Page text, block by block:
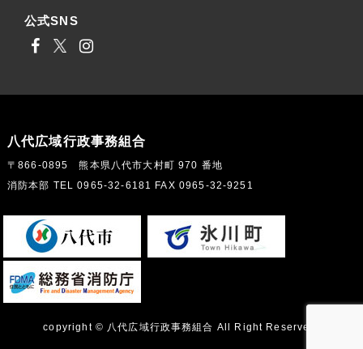
公式SNS
八代広域行政事務組合
〒866-0895 熊本県八代市大村町 970 番地
消防本部 TEL 0965-32-6181 FAX 0965-32-9251
copyright © 八代広域行政事務組合 All Right Reserved.